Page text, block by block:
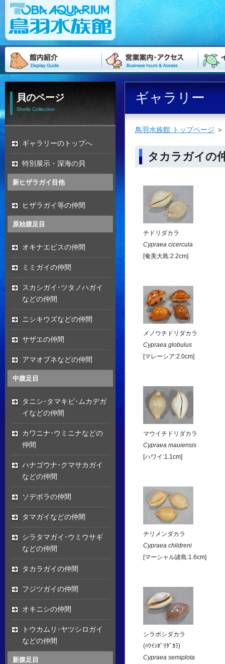
ギャラリー
鳥羽水族館 トップページ ＞
タカラガイの
チドリダカラ
Cypraea cicercula
[奄美大島:2.2cm]
メノウチドリダカラ
Cypraea globulus
[マレーシア:2.0cm]
マウイチドリダカラ
Cypraea mauiensis
[ハワイ:1.1cm]
チリメンダカラ
Cypraea childreni
[マーシャル諸島:1.6cm]
シラボシダカラ
(ﾊﾜｲｼﾎﾞﾘﾀﾞｶﾗ)
Cypraea semiplota
貝のページ
Shells Collection
ギャラリーのトップへ
特別展示・深海の貝
新ヒザラガイ目他
ヒザラガイ等の仲間
原始腹足目
オキナエビスの仲間
ミミガイの仲間
スカシガイ･ツタノハガイ
などの仲間
ニシキウズなどの仲間
サザエの仲間
アマオブネなどの仲間
中腹足目
タニシ･タマキビ･ムカデガ
イなどの仲間
カワニナ･ウミニナなどの
仲間
ハナゴウナ･クマサカガイ
などの仲間
ソデボラの仲間
タマガイなどの仲間
シラタマガイ･ウミウサギ
などの仲間
タカラガイの仲間
フジツガイの仲間
オキニシの仲間
トウカムリ･ヤツシロガイ
などの仲間
新腹足目